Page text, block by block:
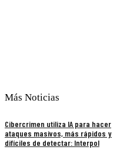
Más Noticias
Cibercrimen utiliza IA para hacer
ataques masivos, más rápidos y
difíciles de detectar: Interpol